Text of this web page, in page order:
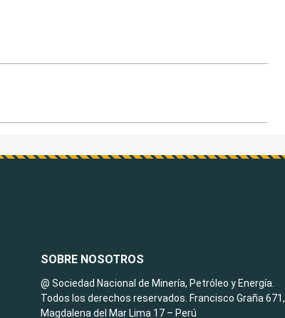
SOBRE NOSOTROS
@ Sociedad Nacional de Minería, Petróleo y Energía.
Todos los derechos reservados. Francisco Graña 671,
Magdalena del Mar Lima 17 – Perú